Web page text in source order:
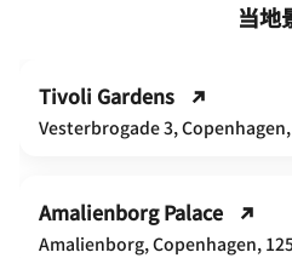
当地
Tivoli Gardens
Vesterbrogade 3,
Amalienborg Palace
Amalienborg, Copenhagen,